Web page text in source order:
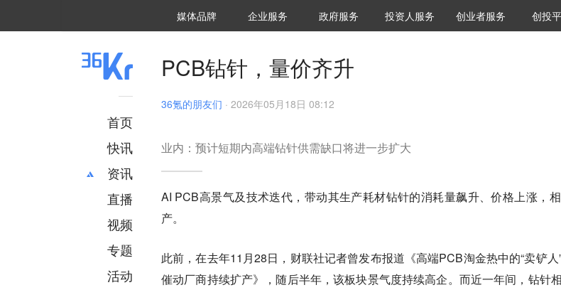
媒体品牌 36Kr研究院
企业服务 城市之窗
政府服务 VClub投资机构库
投资机构职位推介
投资人服务 创投氪堂
创业者服务 创投
首页
快讯
资讯
推荐
财经
项目推荐
安徽
直播
视频
专题
活动
PCB钻针，量价齐升
36氪的朋友们 · 2026年05月18日 08:12
业内：预计短期内高端钻针供需缺口将进一步扩大
AI PCB高景气及技术迭代，带动其生产耗材钻针的消耗量飙升、价格上涨，
产。
此前，在去年11月28日，财联社记者曾发布报道《高端PCB淘金热中的“卖铲
催动厂商持续扩产》，随后半年，该板块景气度持续高企。 而近一年间，钻针